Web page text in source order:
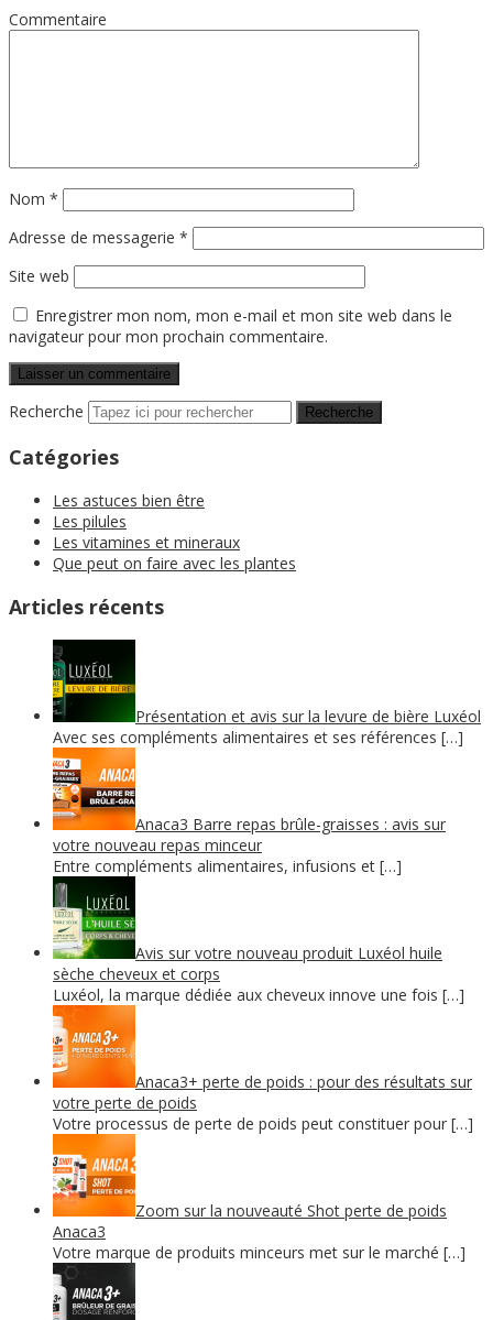
Commentaire
Nom *
Adresse de messagerie *
Site web
Enregistrer mon nom, mon e-mail et mon site web dans le
navigateur pour mon prochain commentaire.
Recherche
Catégories
Les astuces bien être
Les pilules
Les vitamines et mineraux
Que peut on faire avec les plantes
Articles récents
Présentation et avis sur la levure de bière Luxéol
Avec ses compléments alimentaires et ses références […]
Anaca3 Barre repas brûle-graisses : avis sur
votre nouveau repas minceur
Entre compléments alimentaires, infusions et […]
Avis sur votre nouveau produit Luxéol huile
sèche cheveux et corps
Luxéol, la marque dédiée aux cheveux innove une fois […]
Anaca3+ perte de poids : pour des résultats sur
votre perte de poids
Votre processus de perte de poids peut constituer pour […]
Zoom sur la nouveauté Shot perte de poids
Anaca3
Votre marque de produits minceurs met sur le marché […]